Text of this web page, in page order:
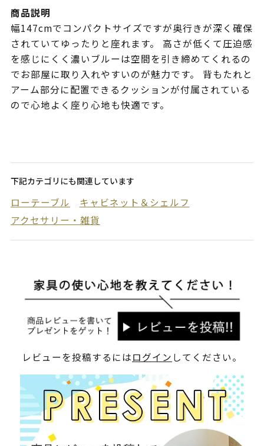
商品説明
幅147cmでコンパクトサイズですが奥行きが深く確保
されていてゆったりと座れます。 高さが低くて圧迫感
を感じにくく濃いブルーは空間を引き締めてくれるの
でお部屋に取り入れやすいのが魅力です。 背もたれと
アーム部分に配置できるクッションが付属されている
ので心地よく座り心地も快適です。
下記カテゴリにも関連しています
ローテーブル
キャビネット＆シェルフ
アクセサリー・雑貨
レビューを投稿するにはログイン してください。